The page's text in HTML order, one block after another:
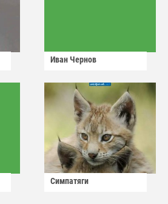
Иван Чернов
Симпатяги